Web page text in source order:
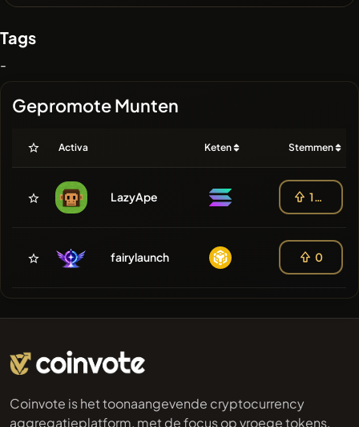
Tags
-
Gepromote Munten
Activa Keten Stemmen
LazyApe 100
fairylaunch 0
Coinvote is het toonaangevende cryptocurrency
aggregatieplatform, met de focus op vroege tokens,